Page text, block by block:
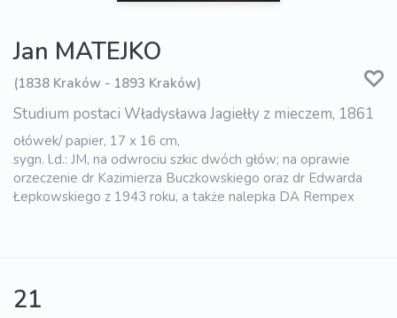
Jan MATEJKO
(1838 Kraków - 1893 Kraków)
Studium postaci Władysława Jagiełły z mieczem, 1861
ołówek/ papier, 17 x 16 cm,
sygn. l.d.: JM, na odwrociu szkic dwóch głów; na oprawie
orzeczenie dr Kazimierza Buczkowskiego oraz dr Edwarda
Łepkowskiego z 1943 roku, a także nalepka DA Rempex
21